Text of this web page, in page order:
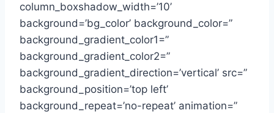
column_boxshadow_width=’10’
background=’bg_color’ background_color=”
background_gradient_color1=”
background_gradient_color2=”
background_gradient_direction=’vertical’ src=”
background_position=’top left’
background_repeat=’no-repeat’ animation=”